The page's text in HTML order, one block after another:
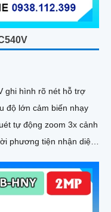
ghi hình rõ nét hỗ trợ
độ lớn cảm biến nhạy
tự động zoom 3x cảnh
phương tiện nhận diện